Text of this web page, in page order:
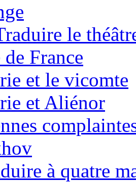
le
France
et le vicomte
et Aliénor
à quatre